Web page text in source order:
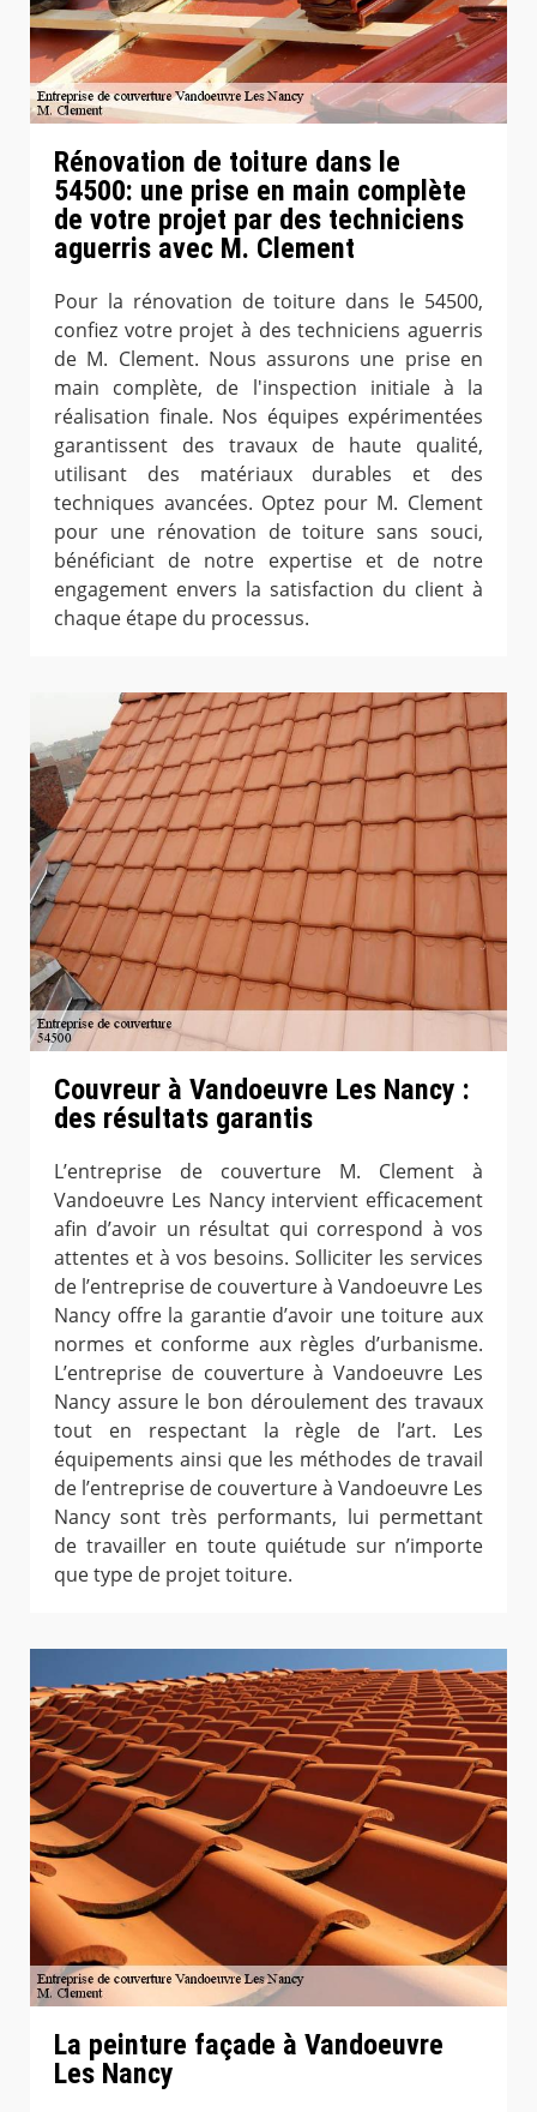
Rénovation de toiture dans le
54500: une prise en main complète
de votre projet par des techniciens
aguerris avec M. Clement
Pour la rénovation de toiture dans le 54500,
confiez votre projet à des techniciens aguerris
de M. Clement. Nous assurons une prise en
main complète, de l'inspection initiale à la
réalisation finale. Nos équipes expérimentées
garantissent des travaux de haute qualité,
utilisant des matériaux durables et des
techniques avancées. Optez pour M. Clement
pour une rénovation de toiture sans souci,
bénéficiant de notre expertise et de notre
engagement envers la satisfaction du client à
chaque étape du processus.
Couvreur à Vandoeuvre Les Nancy :
des résultats garantis
L’entreprise de couverture M. Clement à
Vandoeuvre Les Nancy intervient efficacement
afin d’avoir un résultat qui correspond à vos
attentes et à vos besoins. Solliciter les services
de l’entreprise de couverture à Vandoeuvre Les
Nancy offre la garantie d’avoir une toiture aux
normes et conforme aux règles d’urbanisme.
L’entreprise de couverture à Vandoeuvre Les
Nancy assure le bon déroulement des travaux
tout en respectant la règle de l’art. Les
équipements ainsi que les méthodes de travail
de l’entreprise de couverture à Vandoeuvre Les
Nancy sont très performants, lui permettant
de travailler en toute quiétude sur n’importe
que type de projet toiture.
La peinture façade à Vandoeuvre
Les Nancy